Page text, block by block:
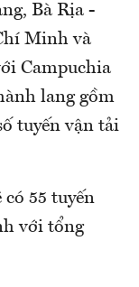
Bà Rịa -
Minh và
Campuchia
lang gồm
tuyến vận tải
có 55 tuyến
với tổng